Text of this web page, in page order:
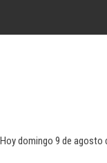
Hoy domingo 9 de agosto